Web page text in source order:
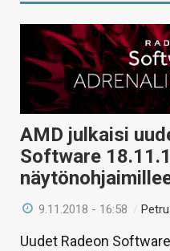
AMD julkaisi
Software
9.11.2018 - 16:58 /
Uudet Radeon